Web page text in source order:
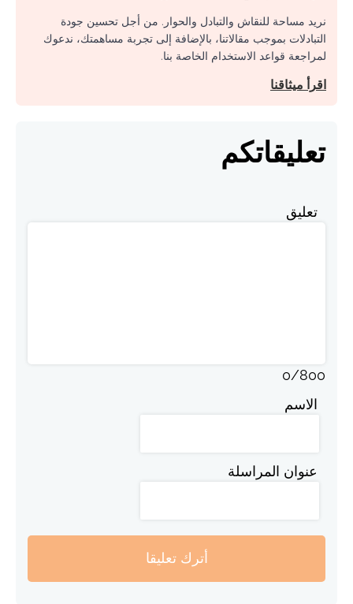
نريد مساحة للنقاش والتبادل والحوار. من أجل تحسين جودة
التبادلات بموجب مقالاتنا، بالإضافة إلى تجربة مساهمتك، ندعوك
لمراجعة قواعد الاستخدام الخاصة بنا.
اقرأ ميثاقنا
تعليقاتكم
تعليق
0/800
الاسم
عنوان المراسلة
أترك تعليقا